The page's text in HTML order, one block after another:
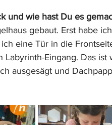
und wie hast Du es
gebaut. Erst habe
eine Tür in die
Labyrinth-Eingang. Das
ausgesägt und